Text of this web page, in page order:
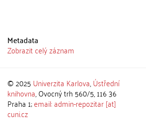
Metadata
Zobrazit celý záznam
© 2025 Univerzita Karlova,Ústřední
knihovna, Ovocný trh 560/5, 116 36
Praha 1;email: admin-repozitar [at]
cuni.cz